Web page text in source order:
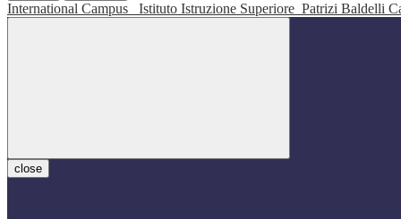
International Campus Istituto Istruzione Superiore Patrizi Baldelli
close